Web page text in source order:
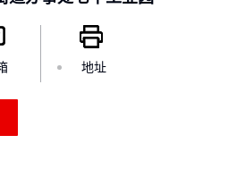
地址